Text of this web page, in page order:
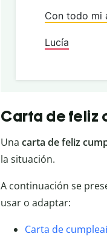
Con todo mi
Lucía
Carta de feliz
Una carta de feliz
la situación.
A continuación se
usar o adaptar:
Carta de